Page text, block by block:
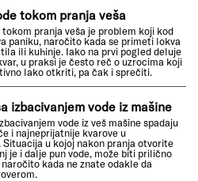
tokom pranja veša
tokom pranja veša je problem koji kod
paniku, naročito kada se primeti lokva
ili kuhinje. Iako na prvi pogled deluje
u praksi je često reč o uzrocima koji
lako otkriti, pa čak i sprečiti.
izbacivanjem vode iz mašine
vode iz veš mašine spadaju
i najneprijatnije kvarove u
Situacija u kojoj nakon pranja otvorite
je i dalje pun vode, može biti prilično
kada ne znate odakle da